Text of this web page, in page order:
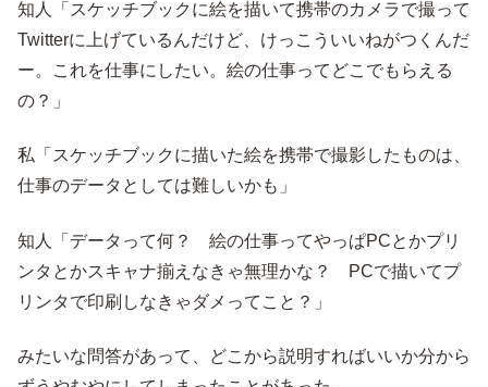
知人「スケッチブックに絵を描いて携帯のカメラで撮って
Twitterに上げているんだけど、けっこういいねがつくんだ
ー。これを仕事にしたい。絵の仕事ってどこでもらえる
の？」
私「スケッチブックに描いた絵を携帯で撮影したものは、
仕事のデータとしては難しいかも」
知人「データって何？ 絵の仕事ってやっぱPCとかプリ
ンタとかスキャナ揃えなきゃ無理かな？ PCで描いてプ
リンタで印刷しなきゃダメってこと？」
みたいな問答があって、どこから説明すればいいか分から